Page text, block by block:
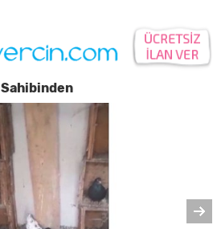
Sahibinden